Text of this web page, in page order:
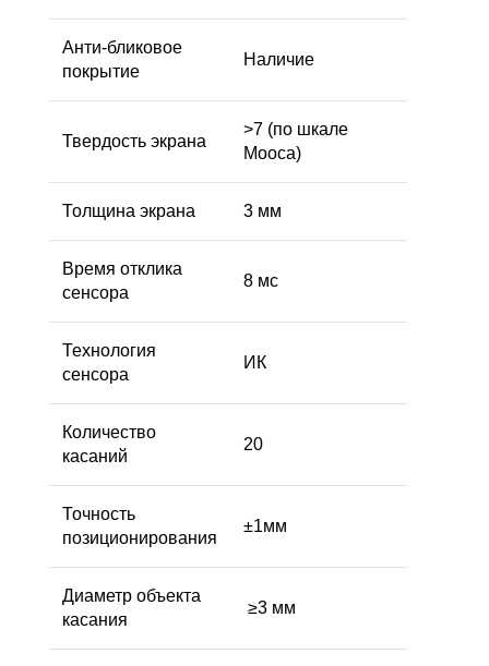
Анти-бликовое
покрытие
Наличие
Твердость экрана
>7 (по шкале
Мооса)
Толщина экрана 3 мм
Время отклика
сенсора
8 мс
Технология
сенсора
ИК
Количество
касаний
20
Точность
позиционирования
±1мм
Диаметр объекта
касания
≥3 мм